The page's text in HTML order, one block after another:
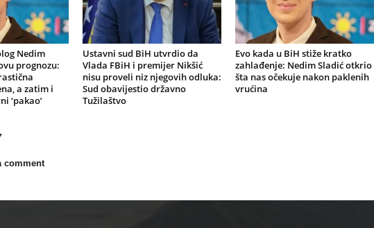
Nedim
prognozu:
a zatim i
‘pakao’
Ustavni sud BiH utvrdio da
Vlada FBiH i premijer Nikšić
nisu proveli niz njegovih odluka:
Sud obavijestio državno
Tužilaštvo
Evo kada u BiH stiže kratko
zahlađenje: Nedim Sladić otkrio
šta nas očekuje nakon paklenih
vrućina
comment